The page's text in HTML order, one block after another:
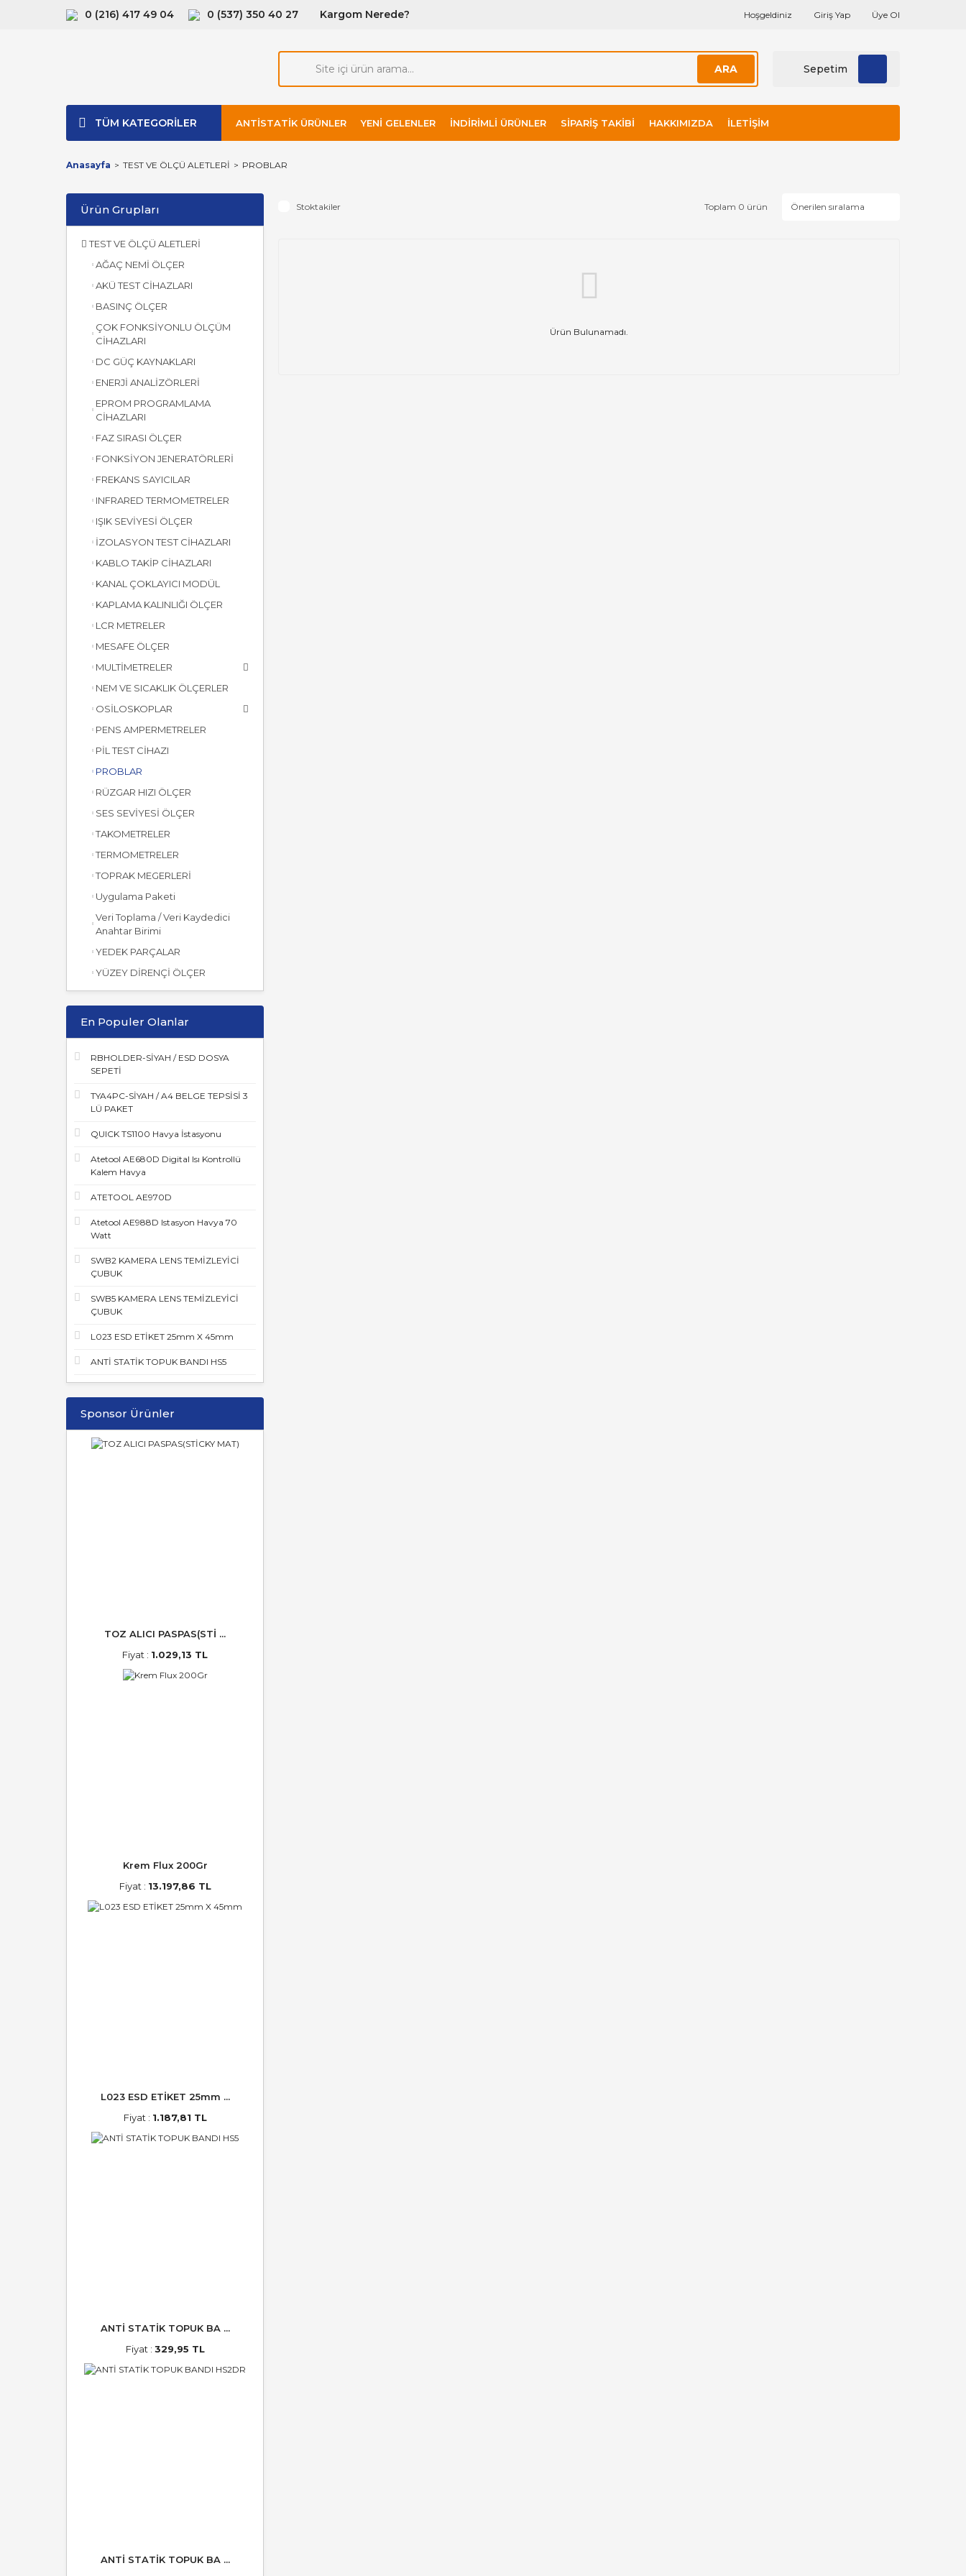
0 (216) 417 49 04 0 (537) 350 40 27 Kargom Nerede? Hoşgeldiniz Giriş Yap Üye Ol
ARA Sepetim
TÜM KATEGORİLER ANTISTATIK ÜRÜNLER YENI GELENLER İNDIRIMLI ÜRÜNLER SIPARIŞ TAKIBI HAKKIMIZDA İLETIŞIM
Anasayfa TEST VE ÖLÇÜ ALETLERİ PROBLAR
Ürün Grupları
TEST VE ÖLÇÜ ALETLERİ
AĞAÇ NEMİ ÖLÇER
AKÜ TEST CİHAZLARI
BASINÇ ÖLÇER
ÇOK FONKSİYONLU ÖLÇÜM
CİHAZLARI
DC GÜÇ KAYNAKLARI
ENERJİ ANALİZÖRLERİ
EPROM PROGRAMLAMA
CİHAZLARI
FAZ SIRASI ÖLÇER
FONKSİYON JENERATÖRLERİ
FREKANS SAYICILAR
INFRARED TERMOMETRELER
IŞIK SEVİYESİ ÖLÇER
İZOLASYON TEST CİHAZLARI
KABLO TAKİP CİHAZLARI
KANAL ÇOKLAYICI MODÜL
KAPLAMA KALINLIĞI ÖLÇER
LCR METRELER
MESAFE ÖLÇER
MULTİMETRELER
NEM VE SICAKLIK ÖLÇERLER
OSİLOSKOPLAR
PENS AMPERMETRELER
PİL TEST CİHAZI
PROBLAR
RÜZGAR HIZI ÖLÇER
SES SEVİYESİ ÖLÇER
TAKOMETRELER
TERMOMETRELER
TOPRAK MEGERLERİ
Uygulama Paketi
Veri Toplama / Veri Kaydedici
Anahtar Birimi
YEDEK PARÇALAR
YÜZEY DİRENÇİ ÖLÇER
En Populer Olanlar
RBHOLDER-SİYAH / ESD DOSYA
SEPETİ
TYA4PC-SİYAH / A4 BELGE TEPSİSİ 3
LÜ PAKET
QUICK TS1100 Havya İstasyonu
Atetool AE680D Digital Isı Kontrollü
Kalem Havya
ATETOOL AE970D
Atetool AE988D Istasyon Havya 70
Watt
SWB2 KAMERA LENS TEMİZLEYİCİ
ÇUBUK
SWB5 KAMERA LENS TEMİZLEYİCİ
ÇUBUK
L023 ESD ETİKET 25mm X 45mm
ANTİ STATİK TOPUK BANDI HS5
Sponsor Ürünler
TOZ ALICI PASPAS(STİ ...
Fiyat : 1.029,13 TL
Krem Flux 200Gr
Fiyat : 13.197,86 TL
L023 ESD ETİKET 25mm ...
Fiyat : 1.187,81 TL
ANTİ STATİK TOPUK BA ...
Fiyat : 329,95 TL
ANTİ STATİK TOPUK BA ...
Stoktakiler Toplam 0 ürün
Ürün Bulunamadı.